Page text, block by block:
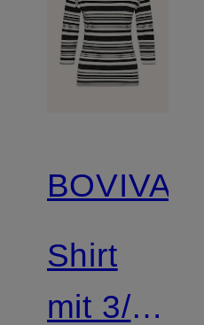
BOVIVA
Shirt
mit 3/4-